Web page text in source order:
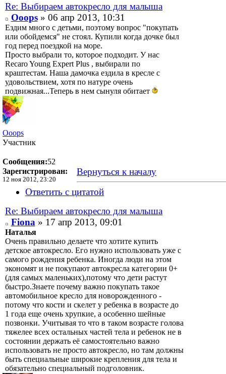
Re: Выбираем автокресло для малыша
Ooops» 06 апр 2013, 10:31
Ездим много с детьми, поэтому вопрос "покупать
или обойдемся" не стоял. Купили когда дочке был
год перед поездкой на море.
Просто выбрали то, которое подходит. У нас
Recaro Young Expert Plus , выбирали по
краштестам. Наша дамочка ездила в кресле с
удовольствием, хотя по натуре очень
подвижная...Теперь в нем сынуля обитает
Ooops
Участник
Сообщения:52
Зарегистрирован:
12 ноя 2012, 23:20
Вернуться к началу
Ответить с цитатой
Re: Выбираем автокресло для малыша
Fiona» 17 апр 2013, 09:01
Наталья
Очень правильно делаете что хотите купить
детское автокресло. Его нужно использовать уже с
самого рождения ребенка. Иногда люди на этом
экономят и не покупают автокресла категории 0+
(для самых маленьких),потому что дети растут
быстро.Знаете почему важно покупать такое
автомобильное кресло для новорожденного -
потому что кости и скелет у ребенка в возрасте до
1 года еще очень хрупкие, а особенно шейные
позвонки. Учитывая то что в таком возрасте голова
тяжелее всех остальных частей тела и ребенок не в
состоянии держать её самостоятельно важно
использовать не просто автокресло, но там должны
быть специальные широкие крепления для тела и
обязательно специальный подголовник.